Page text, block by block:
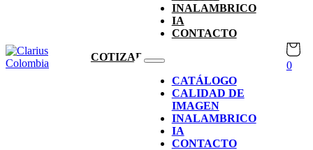
0
INALAMBRICO
IA
CONTACTO
CATÁLOGO
CALIDAD DE
IMAGEN
INALAMBRICO
IA
CONTACTO
COTIZAR